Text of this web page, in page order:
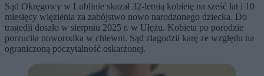
Sąd Okręgowy w Lublinie skazał 32-letnią kobietę na sześć lat i 10
miesięcy więzienia za zabójstwo nowo narodzonego dziecka. Do
tragedii doszło w sierpniu 2025 r. w Ułężu. Kobieta po porodzie
porzuciła noworodka w chlewni. Sąd złagodził karę ze względu na
ograniczoną poczytalność oskarżonej.